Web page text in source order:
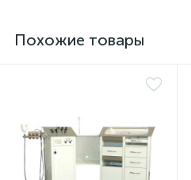
Похожие товары